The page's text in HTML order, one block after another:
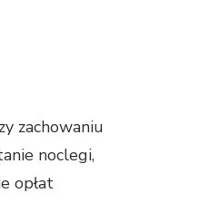
zachowaniu
noclegi,
opłat